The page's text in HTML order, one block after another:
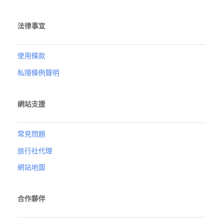
法律事宜
使用條款
私隱條例聲明
網站支援
常見問題
旅行社代理
網站地圖
合作夥伴